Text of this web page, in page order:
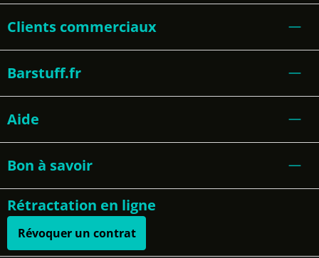
Clients commerciaux
Barstuff.fr
Aide
Bon à savoir
Rétractation en ligne
Révoquer un contrat